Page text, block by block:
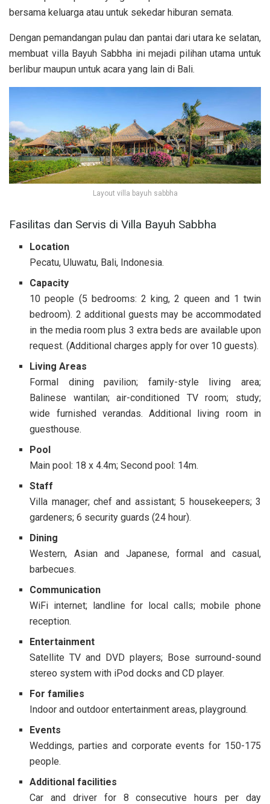
bersama keluarga atau untuk sekedar hiburan semata.
Dengan pemandangan pulau dan pantai dari utara ke selatan,
membuat villa Bayuh Sabbha ini mejadi pilihan utama untuk
berlibur maupun untuk acara yang lain di Bali.
Layout villa bayuh sabbha
Fasilitas dan Servis di Villa Bayuh Sabbha
Location
Pecatu, Uluwatu, Bali, Indonesia.
Capacity
10 people (5 bedrooms: 2 king, 2 queen and 1 twin
bedroom). 2 additional guests may be accommodated
in the media room plus 3 extra beds are available upon
request. (Additional charges apply for over 10 guests).
Living Areas
Formal dining pavilion; family-style living area;
Balinese wantilan; air-conditioned TV room; study;
wide furnished verandas. Additional living room in
guesthouse.
Pool
Main pool: 18 x 4.4m; Second pool: 14m.
Staff
Villa manager; chef and assistant; 5 housekeepers; 3
gardeners; 6 security guards (24 hour).
Dining
Western, Asian and Japanese, formal and casual,
barbecues.
Communication
WiFi internet; landline for local calls; mobile phone
reception.
Entertainment
Satellite TV and DVD players; Bose surround-sound
stereo system with iPod docks and CD player.
For families
Indoor and outdoor entertainment areas, playground.
Events
Weddings, parties and corporate events for 150-175
people.
Additional facilities
Car and driver for 8 consecutive hours per day